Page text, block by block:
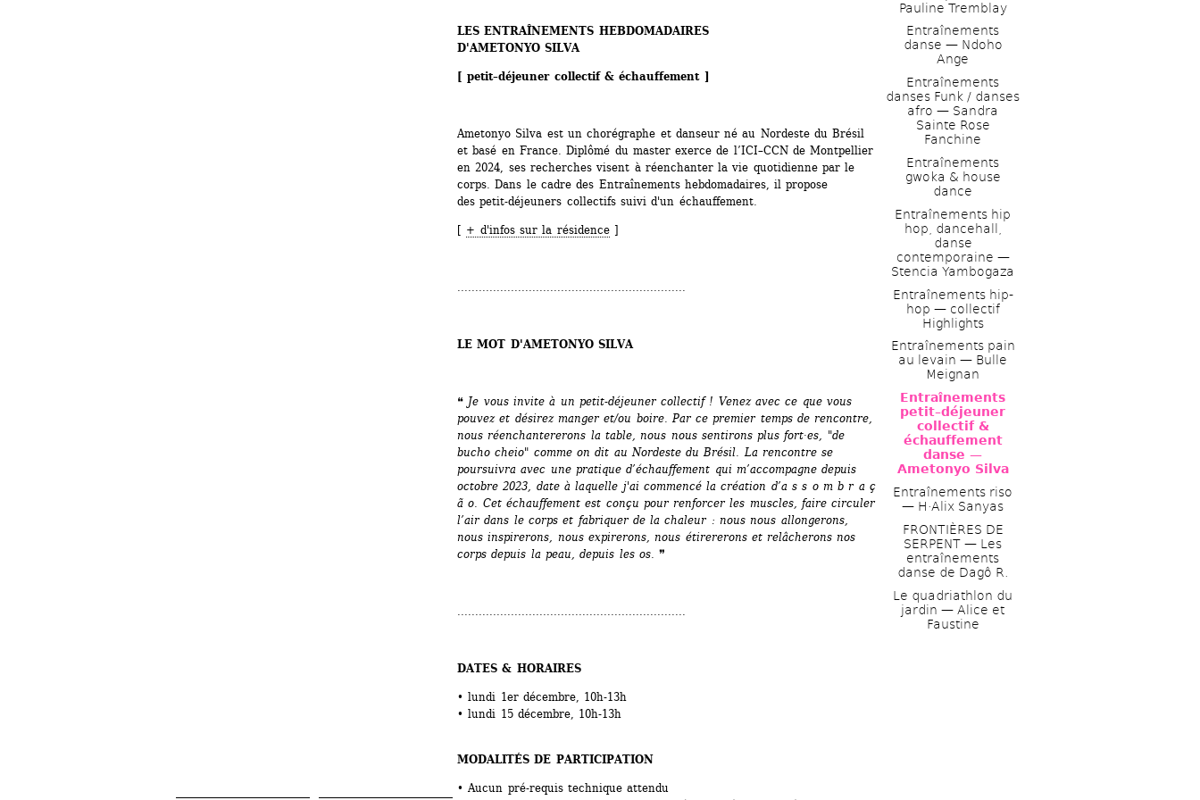
LES ENTRAÎNEMENTS HEBDOMADAIRES
D'AMETONYO SILVA
[ petit–déjeuner collectif & échauffement ]
Ametonyo Silva est un chorégraphe et danseur né au Nordeste du Brésil
et basé en France. Diplômé du master exerce de ­l’ICI–CCN de Montpellier
en 2024, ses recherches visent à ­réenchanter la vie quotidienne par le
corps. Dans le cadre des Entraînements hebdomadaires, il propose
des petit-déjeuners collectifs suivi d'un échauffement.
[ + d'infos sur la résidence]
LE MOT D'AMETONYO SILVA
❝ Je vous invite à un petit-déjeuner collectif ! Venez avec ce que vous
pouvez et désirez manger et/ou boire. Par ce premier temps de rencontre,
nous réenchantererons la table, nous nous sentirons plus fort·es, "de
bucho cheio" comme on dit au Nordeste du Brésil. La rencontre se
poursuivra avec une pratique d’échauffement qui m’accompagne depuis
octobre 2023, date à laquelle j'ai commencé la création d’a s s o m b r a ç
ã o. Cet échauffement est conçu pour renforcer les muscles, faire circuler
l’air dans le corps et fabriquer de la chaleur : nous nous allongerons,
nous inspirerons, nous expirerons, nous étirererons et relâcherons nos
corps depuis la peau, depuis les os. ❞
DATES & HORAIRES
• lundi 1er décembre, 10h-13h
• lundi 15 décembre, 10h-13h
MODALITÉS DE PARTICIPATION
• Aucun pré-requis technique attendu
Pauline Tremblay
Entraînements
danse — Ndoho
Ange
Entraînements
danses Funk / danses
afro — Sandra
Sainte Rose
Fanchine
Entraînements
gwoka & house
dance
Entraînements hip
hop, dancehall,
danse
contemporaine —
Stencia Yambogaza
Entraînements hip-
hop — collectif
Highlights
Entraînements pain
au levain — Bulle
Meignan
Entraînements
petit–déjeuner
collectif &
échauffement
danse —
Ametonyo Silva
Entraînements riso
— H·Alix Sanyas
FRONTIÈRES DE
SERPENT — Les
entraînements
danse de Dagô R.
Le quadriathlon du
jardin — Alice et
Faustine